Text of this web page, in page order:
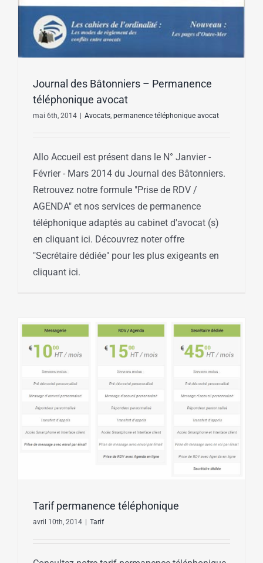
Journal des Bâtonniers – Permanence
téléphonique avocat
mai 6th, 2014 | Avocats, permanence téléphonique avocat
Allo Accueil est présent dans le N° Janvier -
Février - Mars 2014 du Journal des Bâtonniers.
Retrouvez notre formule "Prise de RDV /
AGENDA" et nos services de permanence
téléphonique adaptés au cabinet d'avocat (s)
en cliquant ici. Découvrez noter offre
"Secrétaire dédiée" pour les plus exigeants en
cliquant ici.
Tarif permanence téléphonique
avril 10th, 2014 | Tarif